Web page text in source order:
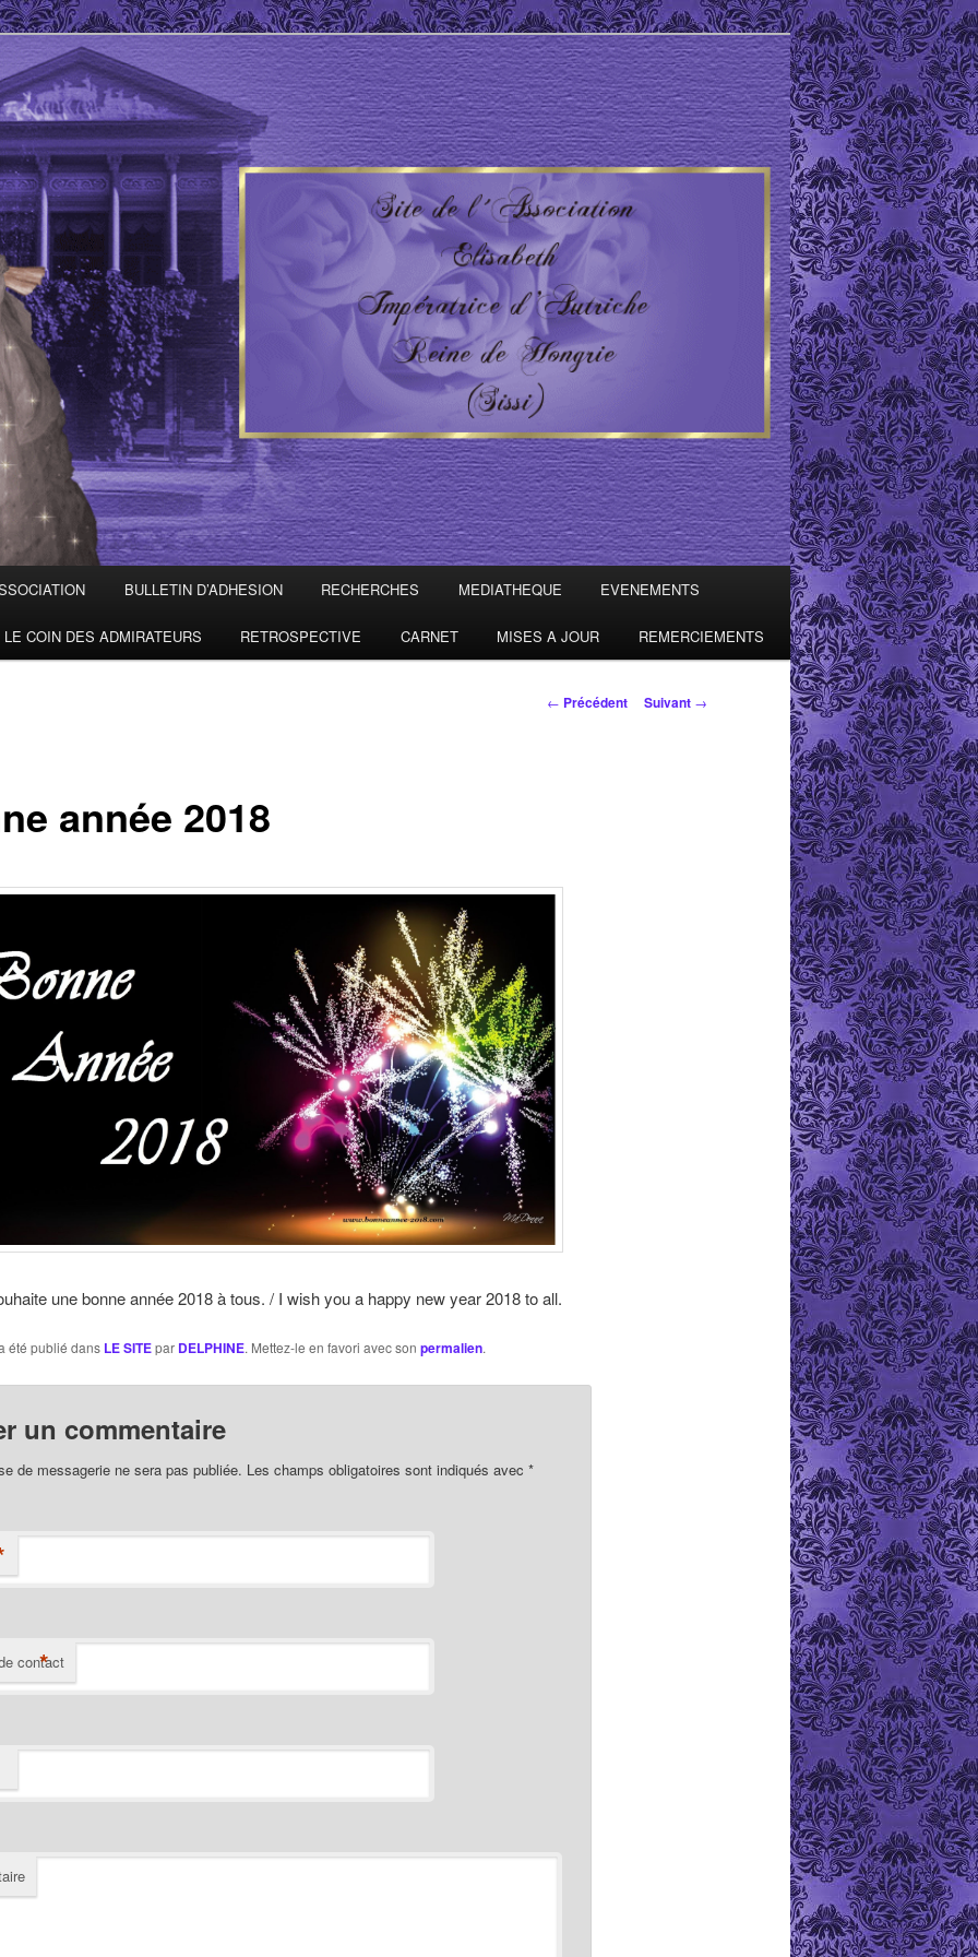
– HONGRIE
d'Autriche – Reine de Hongrie
BULLETIN D’ADHESION RECHERCHES MEDIATHEQUE EVENEMENTS
LE COIN DES ADMIRATEURS RETROSPECTIVE CARNET MISES A JOUR REMERCIEMENTS
Navigation des
← Précédent Suivant →
année 2018
une bonne année 2018 à tous. / I wish you a happy new year 2018 to all.
été publié dans LE SITEpar DELPHINE. Mettez-le en favori avec son permalien.
un commentaire
de messagerie ne sera pas publiée. Les champs obligatoires sont indiqués avec *
contact
*